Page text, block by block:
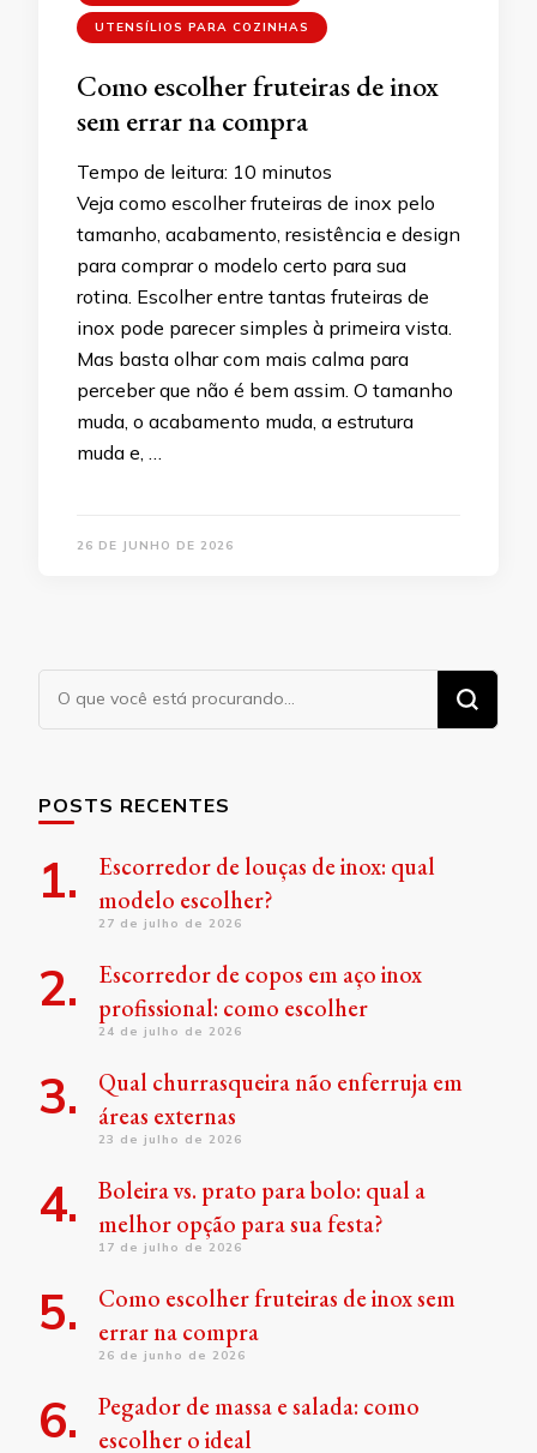
UTENSÍLIOS PARA COZINHAS
Como escolher fruteiras de inox
sem errar na compra
Tempo de leitura: 10 minutos
Veja como escolher fruteiras de inox pelo
tamanho, acabamento, resistência e design
para comprar o modelo certo para sua
rotina. Escolher entre tantas fruteiras de
inox pode parecer simples à primeira vista.
Mas basta olhar com mais calma para
perceber que não é bem assim. O tamanho
muda, o acabamento muda, a estrutura
muda e, …
26 DE JUNHO DE 2026
Procurando
algo?
POSTS RECENTES
Escorredor de louças de inox: qual
modelo escolher?
27 de julho de 2026
Escorredor de copos em aço inox
profissional: como escolher
24 de julho de 2026
Qual churrasqueira não enferruja em
áreas externas
23 de julho de 2026
Boleira vs. prato para bolo: qual a
melhor opção para sua festa?
17 de julho de 2026
Como escolher fruteiras de inox sem
errar na compra
26 de junho de 2026
Pegador de massa e salada: como
escolher o ideal